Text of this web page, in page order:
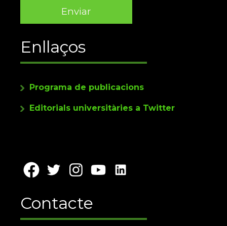
Enllaços
Programa de publicacions
Editorials universitàries a Twitter
Contacte